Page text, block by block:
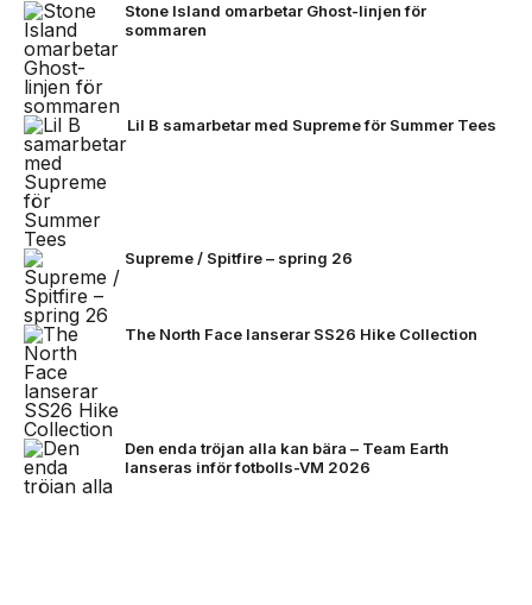
Stone Island omarbetar Ghost-linjen för
sommaren
Lil B samarbetar med Supreme för Summer Tees
Supreme / Spitfire – spring 26
The North Face lanserar SS26 Hike Collection
Den enda tröjan alla kan bära – Team Earth
lanseras inför fotbolls-VM 2026